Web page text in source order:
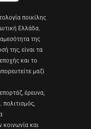
ποικίλης
Ελλάδα.
της
της, είναι τα
και το
μαζί
έρευνα,
πολιτισμός,
κοινωνία και